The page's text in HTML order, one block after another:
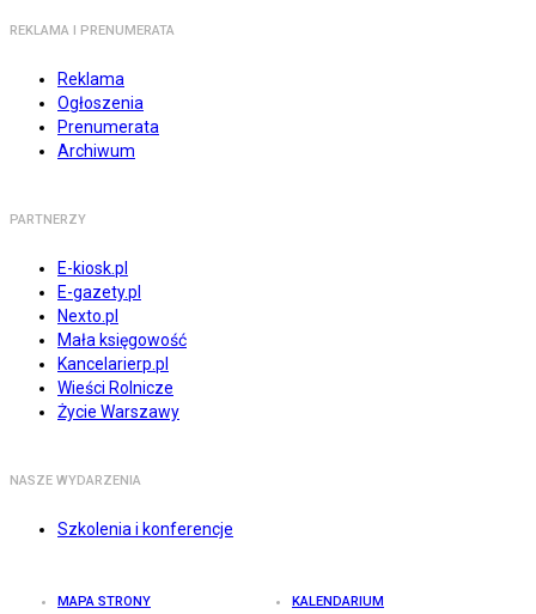
REKLAMA I PRENUMERATA
Reklama
Ogłoszenia
Prenumerata
Archiwum
PARTNERZY
E-kiosk.pl
E-gazety.pl
Nexto.pl
Mała księgowość
Kancelarierp.pl
Wieści Rolnicze
Życie Warszawy
NASZE WYDARZENIA
Szkolenia i konferencje
MAPA STRONY KALENDARIUM